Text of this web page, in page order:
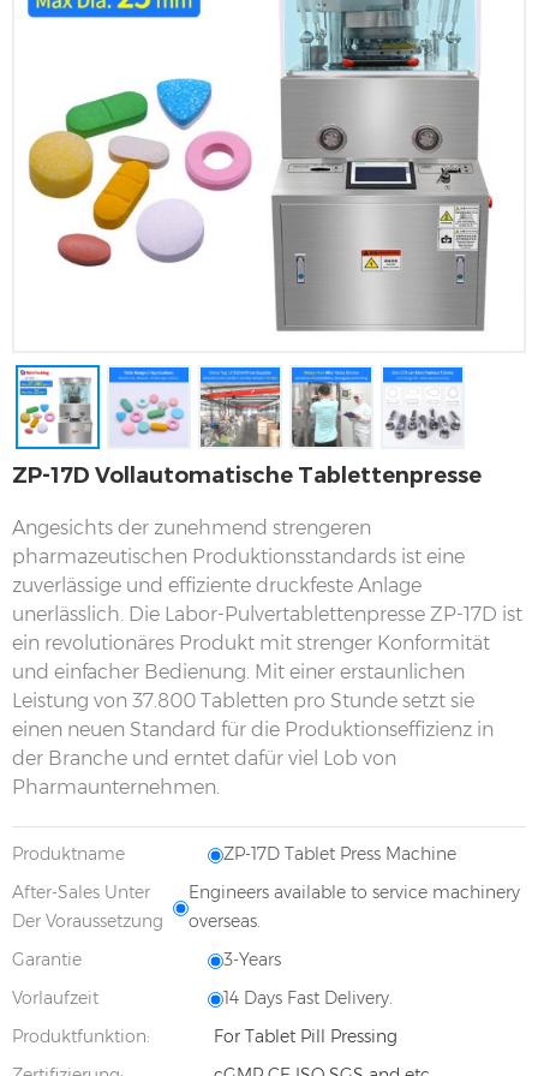
ZP-17D Vollautomatische Tablettenpresse
Angesichts der zunehmend strengeren
pharmazeutischen Produktionsstandards ist eine
zuverlässige und effiziente druckfeste Anlage
unerlässlich. Die Labor-Pulvertablettenpresse ZP-17D ist
ein revolutionäres Produkt mit strenger Konformität
und einfacher Bedienung. Mit einer erstaunlichen
Leistung von 37.800 Tabletten pro Stunde setzt sie
einen neuen Standard für die Produktionseffizienz in
der Branche und erntet dafür viel Lob von
Pharmaunternehmen.
Produktname
ZP-17D Tablet Press Machine
After-Sales Unter
Der Voraussetzung
Engineers available to service machinery
overseas.
Garantie
3-Years
Vorlaufzeit
14 Days Fast Delivery.
Produktfunktion:
For Tablet Pill Pressing